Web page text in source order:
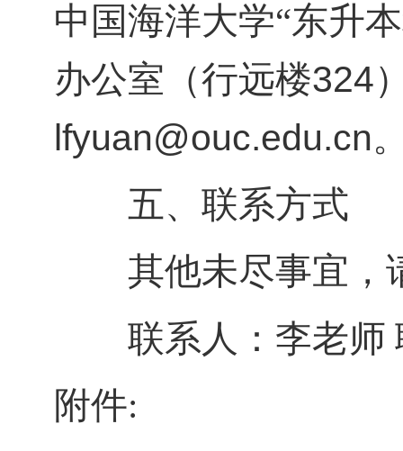
中国海洋大学“东升
办公室 （行远楼324
lfyuan@ouc.edu.cn
五、联系方式
其他未尽事宜，
联系人：李老师
附件: